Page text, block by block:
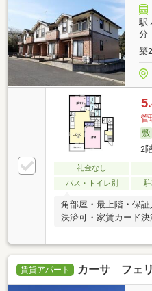
駅
分
築
管
2
礼金なし
バス・トイレ別
角部屋・最上階・保
決済可・家賃カード決
賃貸アパート カーサ フェ